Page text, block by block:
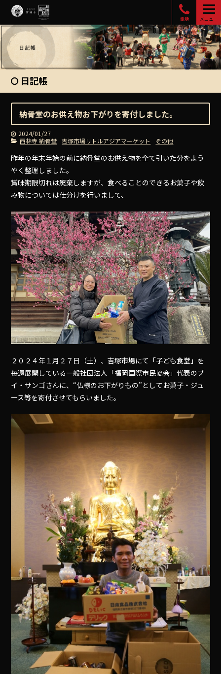
電話 メニュー
日記帳
納骨堂のお供え物お下がりを寄付しました。
2024/01/27
西林寺 納骨堂
吉塚市場リトルアジアマーケット その他
昨年の年末年始の前に納骨堂のお供え物を全て引いた分をよう
やく整理しました。
賞味期限切れは廃棄しますが、食べることのできるお菓子や飲
み物については仕分けを行いまして、
２０２４年１月２７日（土）、吉塚市場にて「子ども食堂」を
毎週展開している一般社団法人「福岡国際市民協会」代表のプ
イ・サンゴさんに、“仏様のお下がりもの”としてお菓子・ジュ
ース等を寄付させてもらいました。